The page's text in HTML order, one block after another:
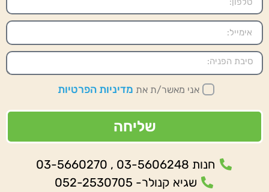
אני מאשר/ת את מדיניות הפרטיות
שליחה
חנות 03-5606248 , 03-5660270
שגיא קנולר- 052-2530705